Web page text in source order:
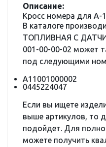
Описание:
Кросс номера для А-
В каталоге
ТОПЛИВНАЯ С
001-00-00-02 может
под следующими
А11001000002
0445224047
Если вы ищете
выше артикулов, то
подойдет. Для
можете получить